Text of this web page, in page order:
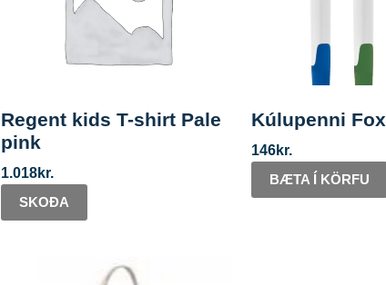
Regent kids T-shirt Pale
pink
1.018kr.
SKOÐA
Kúlupenni Fox
146kr.
BÆTA Í KÖRFU